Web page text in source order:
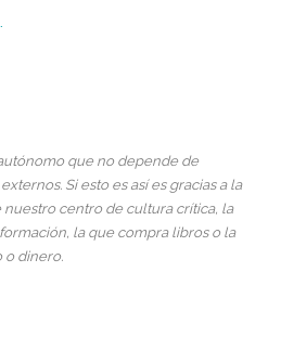
que no depende de
Si esto es así es gracias a la
centro de cultura crítica, la
la que compra libros o la
o dinero.